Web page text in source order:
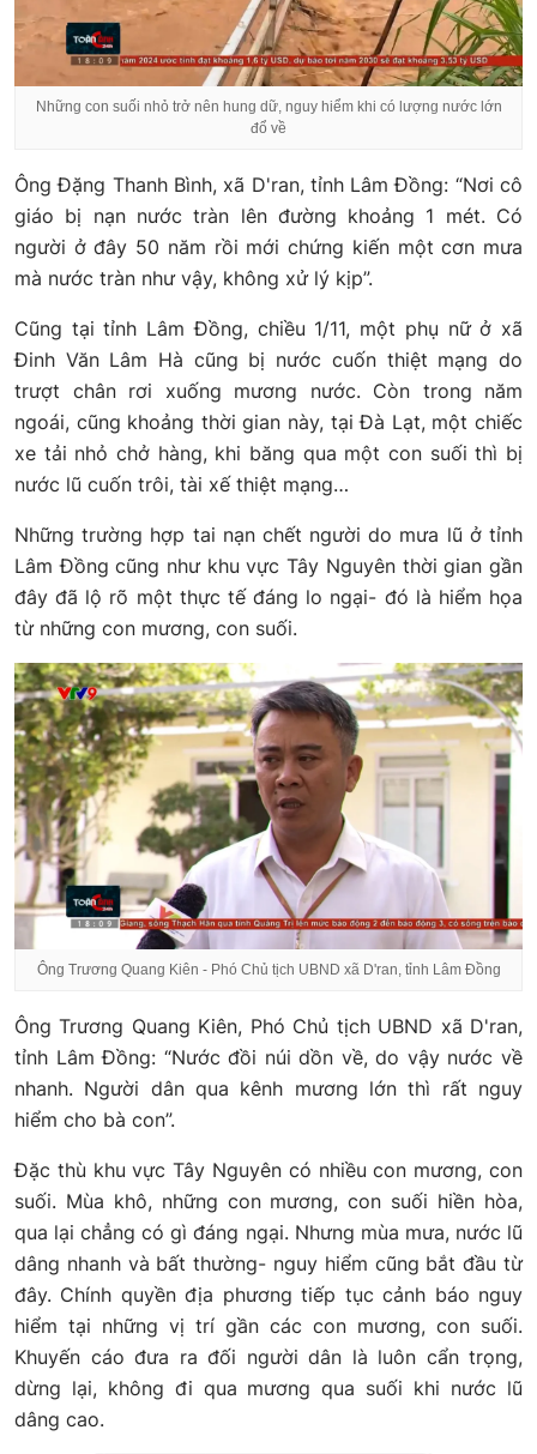
Những con suối nhỏ trở nên hung dữ, nguy hiểm khi có lượng nước lớn
đổ về
Ông Đặng Thanh Bình, xã D'ran, tỉnh Lâm Đồng: “Nơi cô
giáo bị nạn nước tràn lên đường khoảng 1 mét. Có
người ở đây 50 năm rồi mới chứng kiến một cơn mưa
mà nước tràn như vậy, không xử lý kịp”.
Cũng tại tỉnh Lâm Đồng, chiều 1/11, một phụ nữ ở xã
Đinh Văn Lâm Hà cũng bị nước cuốn thiệt mạng do
trượt chân rơi xuống mương nước. Còn trong năm
ngoái, cũng khoảng thời gian này, tại Đà Lạt, một chiếc
xe tải nhỏ chở hàng, khi băng qua một con suối thì bị
nước lũ cuốn trôi, tài xế thiệt mạng…
Những trường hợp tai nạn chết người do mưa lũ ở tỉnh
Lâm Đồng cũng như khu vực Tây Nguyên thời gian gần
đây đã lộ rõ một thực tế đáng lo ngại- đó là hiểm họa
từ những con mương, con suối.
Ông Trương Quang Kiên - Phó Chủ tịch UBND xã D'ran, tỉnh Lâm Đồng
Ông Trương Quang Kiên, Phó Chủ tịch UBND xã D'ran,
tỉnh Lâm Đồng: “Nước đồi núi dồn về, do vậy nước về
nhanh. Người dân qua kênh mương lớn thì rất nguy
hiểm cho bà con”.
Đặc thù khu vực Tây Nguyên có nhiều con mương, con
suối. Mùa khô, những con mương, con suối hiền hòa,
qua lại chẳng có gì đáng ngại. Nhưng mùa mưa, nước lũ
dâng nhanh và bất thường- nguy hiểm cũng bắt đầu từ
đây. Chính quyền địa phương tiếp tục cảnh báo nguy
hiểm tại những vị trí gần các con mương, con suối.
Khuyến cáo đưa ra đối người dân là luôn cẩn trọng,
dừng lại, không đi qua mương qua suối khi nước lũ
dâng cao.